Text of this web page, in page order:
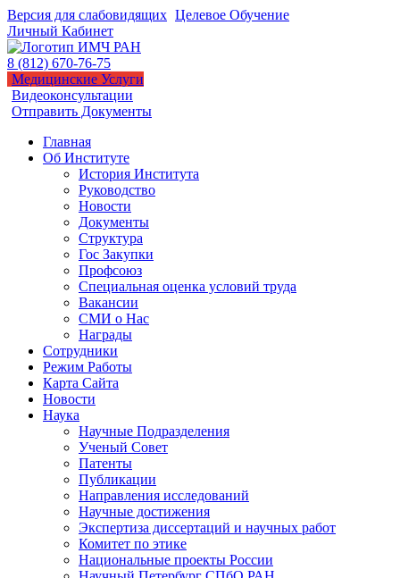
Версия для слабовидящих Целевое Обучение
Личный Кабинет
8 (812) 670-76-75
Медицинские Услуги
Видеоконсультации
Отправить Документы
Главная
Об Институте
История Института
Руководство
Новости
Документы
Структура
Гос Закупки
Профсоюз
Специальная оценка условий труда
Вакансии
СМИ о Нас
Награды
Сотрудники
Режим Работы
Карта Сайта
Новости
Наука
Научные Подразделения
Ученый Совет
Патенты
Публикации
Направления исследований
Научные достижения
Экспертиза диссертаций и научных работ
Комитет по этике
Национальные проекты России